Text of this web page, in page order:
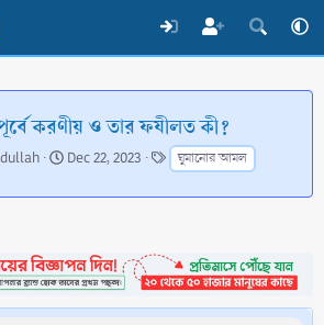
করণীয় ও তার ফযীলত কী?
S
a
d
a
Dec 22, 2023
T
a
g
ঘুমানোর আমল